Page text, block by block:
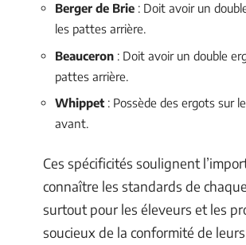
Berger de Brie : Doit avoir un
les pattes arrière.
Beauceron : Doit avoir un double
pattes arrière.
Whippet : Possède des ergots sur
avant.
Ces spécificités soulignent
connaître les standards de
surtout pour les éleveurs et les
soucieux de la conformité de